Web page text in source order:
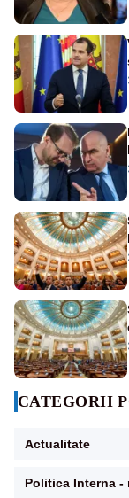
CATEGORII
Actualitate
Politica Interna -